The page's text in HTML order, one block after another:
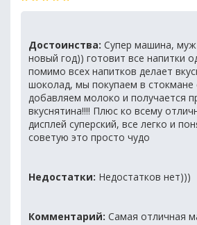
Достоинства: Супер машина,
новый год)) готовит все напитки
помимо всех напитков делает
шоколад, мы покупаем в стокмане
добавляем молоко и получается
вкуснятина!!!! Плюс ко всему
дисплей суперский, все легко и
советую это просто чудо
Недостатки: Недостатков нет)))
Комментарий: Самая отличная